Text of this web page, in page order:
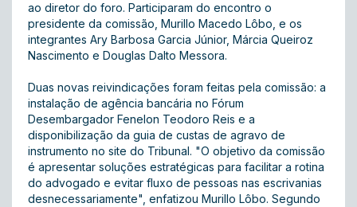
ao diretor do foro. Participaram do encontro o
presidente da comissão, Murillo Macedo Lôbo, e os
integrantes Ary Barbosa Garcia Júnior, Márcia Queiroz
Nascimento e Douglas Dalto Messora.
Duas novas reivindicações foram feitas pela comissão: a
instalação de agência bancária no Fórum
Desembargador Fenelon Teodoro Reis e a
disponibilização da guia de custas de agravo de
instrumento no site do Tribunal. "O objetivo da comissão
é apresentar soluções estratégicas para facilitar a rotina
do advogado e evitar fluxo de pessoas nas escrivanias
desnecessariamente", enfatizou Murillo Lôbo. Segundo